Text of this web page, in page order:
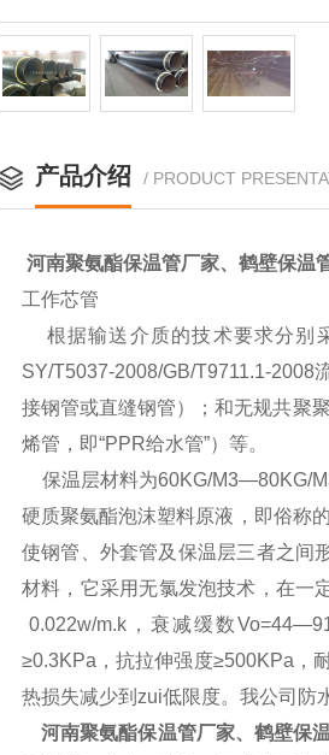
产品介绍 / PRODUCT
河南聚氨酯保温管厂家、鹤壁保温
工作芯管
根据输送介质的技术要求分别
SY/T5037-2008/GB/T9711.1-
接钢管或直缝钢管）；和无规共
烯管，即“PPR给水管”）等。
保温层材料为60KG/M3—80KG/
硬质聚氨酯泡沫塑料原液，即俗称
使钢管、外套管及保温层三者之
材料，它采用无氯发泡技术，在
0.022w/m.k，衰减缓数
≥0.3KPa，抗拉伸强度≥500KPa
热损失减少到zui低限度。我公司
河南聚氨酯保温管厂家、鹤壁保